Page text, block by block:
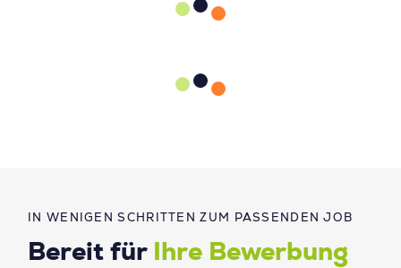
IN WENIGEN SCHRITTEN ZUM PASSENDEN JOB
Bereit für
Ihre Bewerbung